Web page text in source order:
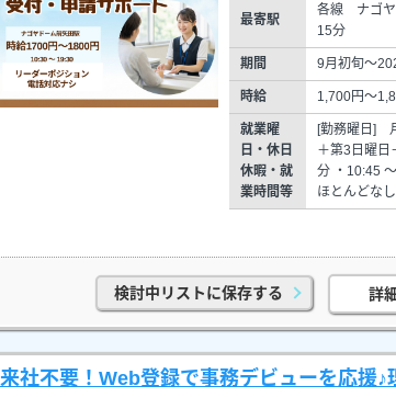
最寄駅
各線 ナゴ
15分
期間 9月初旬～
時給 1,700円～
就業曜
日・休日
休暇・就
業時間等
[勤務曜日]
＋第3日曜
分 ・10:45
ほとんどな
検討中リストに保存する 詳
来社不要！Web登録で事務デビューを応援♪